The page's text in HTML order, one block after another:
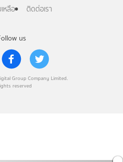
us
Group Company Limited.
reserved
หลือ
ติดต่อเรา